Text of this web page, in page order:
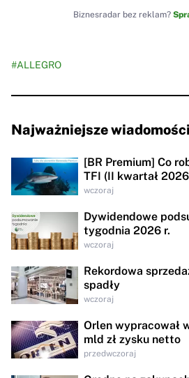
Biznesradar bez reklam?
#ALLEGRO
Najważniejsze wiadomości
[BR Premium] Co
TFI (II kwartał
wczoraj
Dywidendowe
tygodnia 2026 r.
wczoraj
Rekordowa
spadły
wczoraj
Orlen wypracował
mld zł zysku netto
przedwczoraj